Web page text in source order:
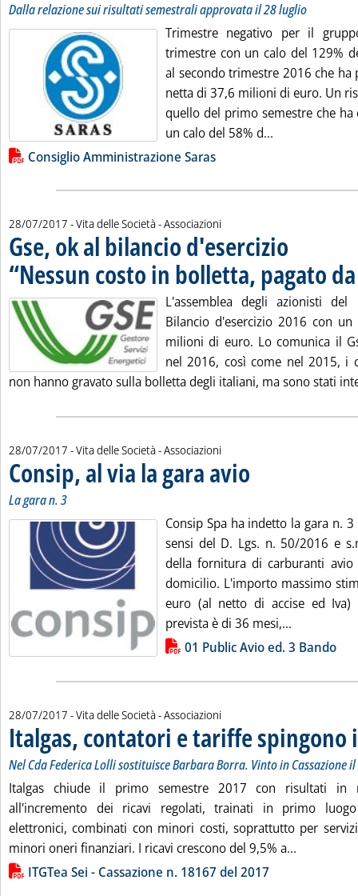
Dalla relazione sui risultati semestrali approvata il 28 luglio
Trimestre negativo per il
trimestre con un calo del 129%
al secondo trimestre 2016 che
netta di 37,6 milioni di euro. Un
quello del primo semestre che ha
un calo del 58% d...
Lista allegati PDF alla notizia
Consiglio Amministrazione Saras
28/07/2017 - Vita delle Società - Associazioni
Gse, ok al bilancio d'esercizio
“Nessun costo in bolletta, pagato
L'assemblea degli azionisti
Bilancio d'esercizio 2016 con
milioni di euro. Lo comunica il
nel 2016, così come nel 2015, i
non hanno gravato sulla bolletta degli italiani, ma sono stati
28/07/2017 - Vita delle Società - Associazioni
Consip, al via la gara avio
La gara n. 3
Consip Spa ha indetto la gara n.
sensi del D. Lgs. n. 50/2016 e
della fornitura di carburanti avio
domicilio. L'importo massimo
euro (al netto di accise ed Iva)
prevista è di 36 mesi,...
Lista allegati PDF alla notizia01 Public Avio ed. 3 Bando
28/07/2017 - Vita delle Società - Associazioni
Italgas, contatori e tariffe spingono
Nel Cda Federica Lolli sostituisce Barbara Borra. Vinto in Cassazione
Italgas chiude il primo semestre 2017 con risultati in
all'incremento dei ricavi regolati, trainati in primo
elettronici, combinati con minori costi, soprattutto per
minori oneri finanziari. I ricavi crescono del 9,5% a...
Lista allegati PDF alla notizia
ITGTea Sei - Cassazione n. 18167 del 2017